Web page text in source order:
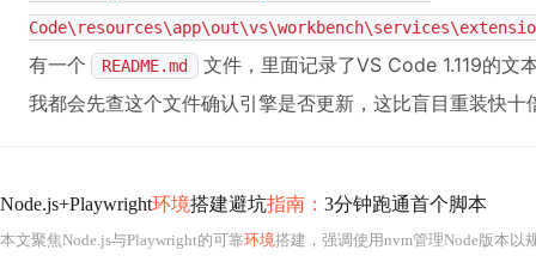
有一个 README.md
文件，里面记录了VS Code 1.119的文
我都会先查这个文件确认引擎是否更新，这比盲目重装快十
Node.js+Playwright环境搭建避坑指南： 3分钟跑通首个脚本
本文聚焦Node.js与Playwright的可靠环境搭建，强调使用nvm管理Node版本以规避系统级冲突，通过离线下载